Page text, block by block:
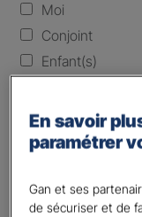
Moi
Conjoint
Enfant(s)
Laissez vide ou indiquez la
Vos
En savoir
paramétrer
Gan et ses
de sécuriser et de